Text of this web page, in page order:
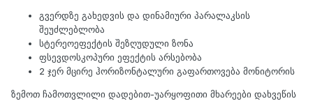
გვერდზე გახედვის და დინამიური პარალაკსის
შეუძლებლობა
სტერეოეფექტის შეზღუდული ზონა
ფსევდოსკოპური ეფექტის არსებობა
2 ჯერ მცირე ჰორიზონტალური გაფართოვება მონიტორის
ზემოთ ჩამოთვლილი დადებით-უარყოფითი მხარეები დახვეწის